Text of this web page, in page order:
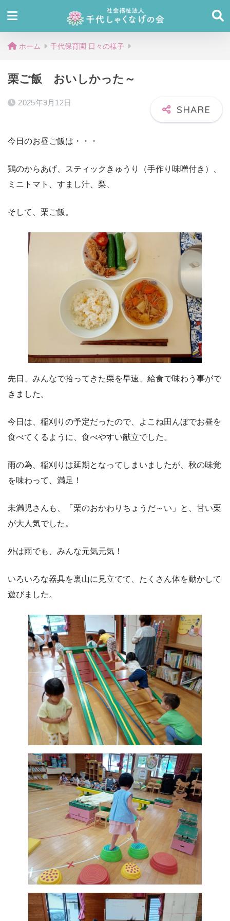
ホーム 千代保育園 日々の様子
栗ご飯 おいしかった～
2025年9月12日
今日のお昼ご飯は・・・
鶏のからあげ、スティックきゅうり（手作り味噌付き）、
ミニトマト、すまし汁、梨、
そして、栗ご飯。
先日、みんなで拾ってきた栗を早速、給食で味わう事がで
きました。
今日は、稲刈りの予定だったので、よこね田んぼでお昼を
食べてくるように、食べやすい献立でした。
雨の為、稲刈りは延期となってしまいましたが、秋の味覚
を味わって、満足！
未満児さんも、「栗のおかわりちょうだ～い」と、甘い栗
が大人気でした。
外は雨でも、みんな元気元気！
いろいろな器具を裏山に見立てて、たくさん体を動かして
遊びました。